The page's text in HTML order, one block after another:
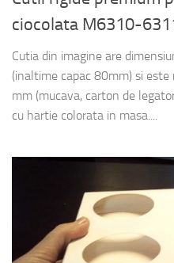
ciocolata M6310-
Cutia din imagine are
(inaltime capac 80mm) si
mm (mucava, carton de
cu hartie colorata in masa....